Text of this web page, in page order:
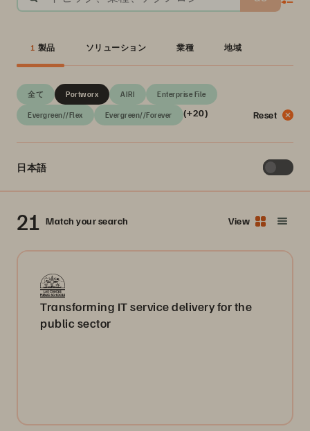
1 製品 ソリューション 業種 地域
全て AIRI Enterprise File
Evergreen//Flex Evergreen//Forever
Portworx
(+20) Reset
日本語
21 Match your search View
Transforming IT service delivery for the
public sector